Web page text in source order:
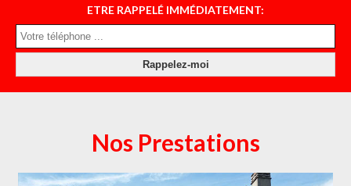
ETRE RAPPELÉ IMMÉDIATEMENT:
Nos Prestations